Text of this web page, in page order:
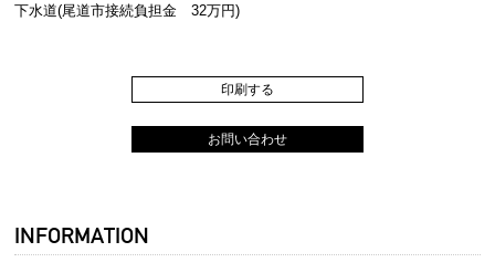
下水道(尾道市接続負担金 32万円)
印刷する
お問い合わせ
INFORMATION